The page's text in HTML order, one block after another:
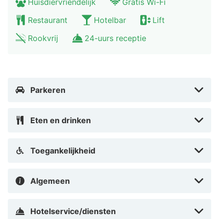
een bezoek waard. De steden Hamburg en Lübeck zijn
beide in 40 minuten met de auto te bereiken.
Restaurant
Hotelbar
Lift
Rookvrij
24-uurs receptie
Parkeren
Eten en drinken
Toegankelijkheid
Algemeen
Hotelservice/diensten